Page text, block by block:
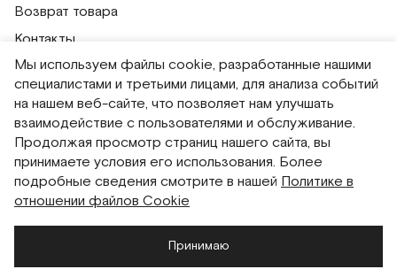
Возврат товара
Контакты
Публичная оферта
Политика обработки персональных данных
Политика использования сессионных файлов
Согласие на получение рассылок
Согласие на обработку персональных данных
Система привилегий
Мы используем файлы cookie, разработанные нашими
специалистами и третьими лицами, для анализа событий
на нашем веб-сайте, что позволяет нам улучшать
взаимодействие с пользователями и обслуживание.
Продолжая просмотр страниц нашего сайта, вы
принимаете условия его использования. Более
подробные сведения смотрите в нашей Политике в
отношении файлов Cookie
Принимаю